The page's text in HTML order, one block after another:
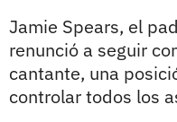
Jamie Spears, el
renunció a seguir
cantante, una
controlar todos los